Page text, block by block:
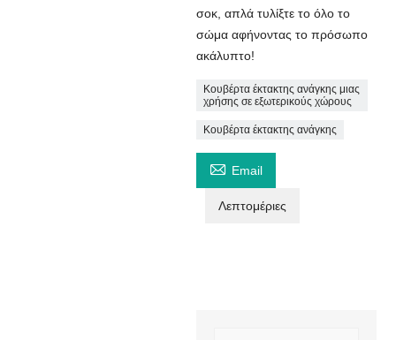
σοκ, απλά τυλίξτε το όλο το
σώμα αφήνοντας το πρόσωπο
ακάλυπτο!
Κουβέρτα έκτακτης ανάγκης μιας
χρήσης σε εξωτερικούς χώρους
Κουβέρτα έκτακτης ανάγκης
 Email
Λεπτομέριες